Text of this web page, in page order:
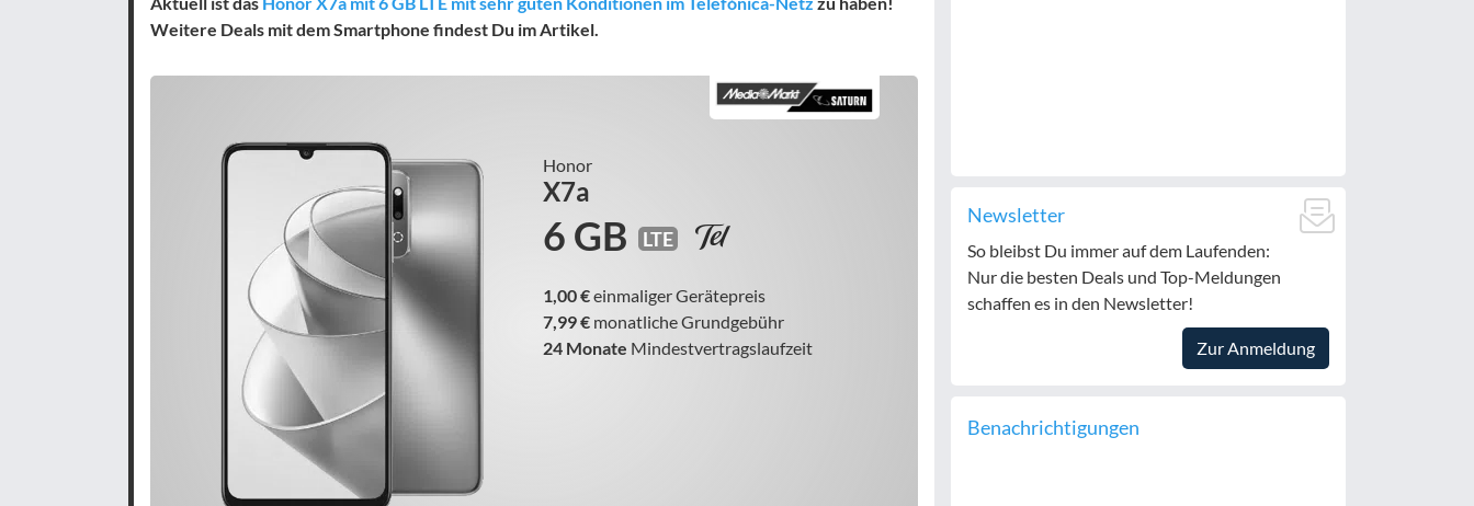
Weitere Deals mit dem Smartphone findest Du im Artikel.
Honor
X7a
6 GB LTE
1,00 €einmaliger Gerätepreis
7,99 € monatliche Grundgebühr
24 Monate Mindestvertragslaufzeit
Newsletter
So bleibst Du immer auf dem Laufenden:
Nur die besten Deals und Top-Meldungen
schaffen es in den Newsletter!
Zur Anmeldung
Benachrichtigungen